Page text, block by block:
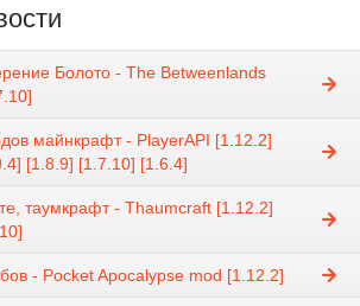
Болото - The Betweenlands
майнкрафт - PlayerAPI [1.12.2]
[1.8.9] [1.7.10] [1.6.4]
таумкрафт - Thaumcraft [1.12.2]
- Pocket Apocalypse mod [1.12.2]